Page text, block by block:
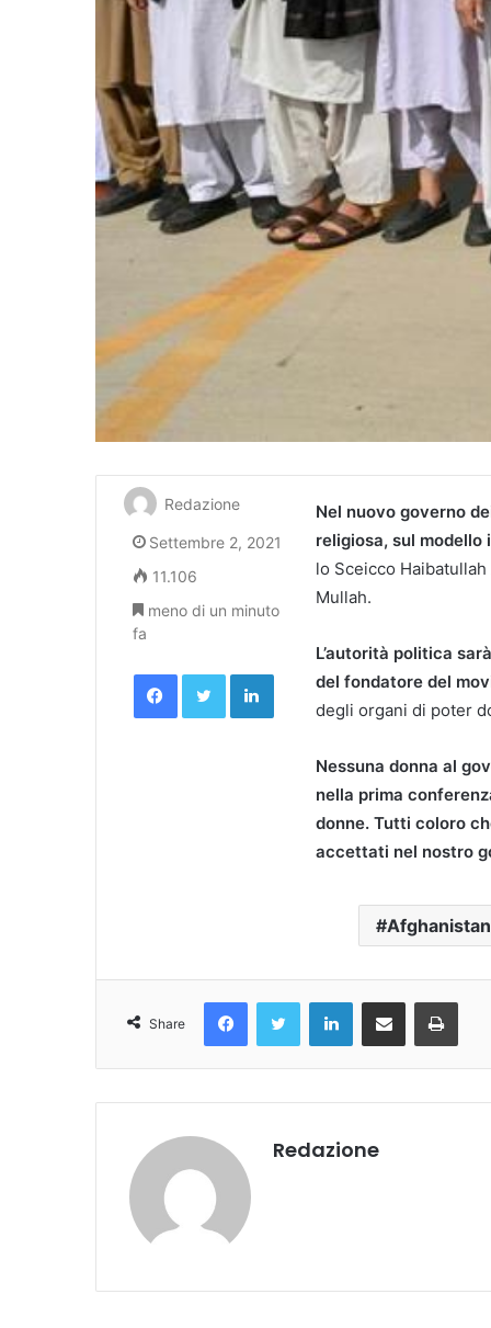
Nel nuovo governo
religiosa, sul modello
lo Sceicco
Mullah.
L’autorità politica
del fondatore del
degli organi di poter
Nessuna donna al
nella prima
donne. Tutti coloro
accettati nel nostro
Afghanistan
Redazione
Settembre 2, 2021
11.106
meno di un minuto
fa
Facebook Twitter LinkedIn
Share
Redazione